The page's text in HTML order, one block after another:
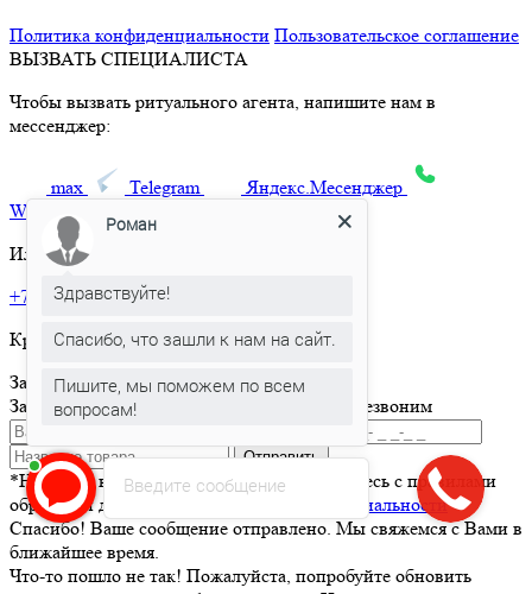
Политика конфиденциальности Пользовательское соглашение
ВЫЗВАТЬ СПЕЦИАЛИСТА
Чтобы вызвать ритуального агента, напишите нам в
мессенджер:
max Telegram
Яндекс.Месенджер
What’sApp
Или позвоните по телефону:
+7 495 150-36-47
Круглосуточная горячая линия
Заказать товар
Заполните и отправьте форму и мы вам перезвоним
Отправить
*Нажимая кнопку Отправить вы соглашаетесь с правилами
обработки данных и
политикой конфиденциальности
Спасибо! Ваше сообщение отправлено. Мы свяжемся с Вами в
ближайшее время.
Что-то пошло не так! Пожалуйста, попробуйте обновить
Введите сообщение
Роман
Здравствуйте!
Спасибо, что зашли к нам на сайт.
Пишите, мы поможем по всем
вопросам!